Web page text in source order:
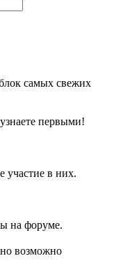
самых свежих
первыми!
участие в них.
на форуме.
возможно